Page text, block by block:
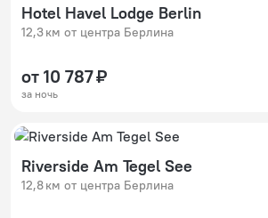
Hotel Havel Lodge Berlin
12,3 км от центра Берлина
от 10 787 ₽
за ночь
Riverside Am Tegel See
12,8 км от центра Берлина